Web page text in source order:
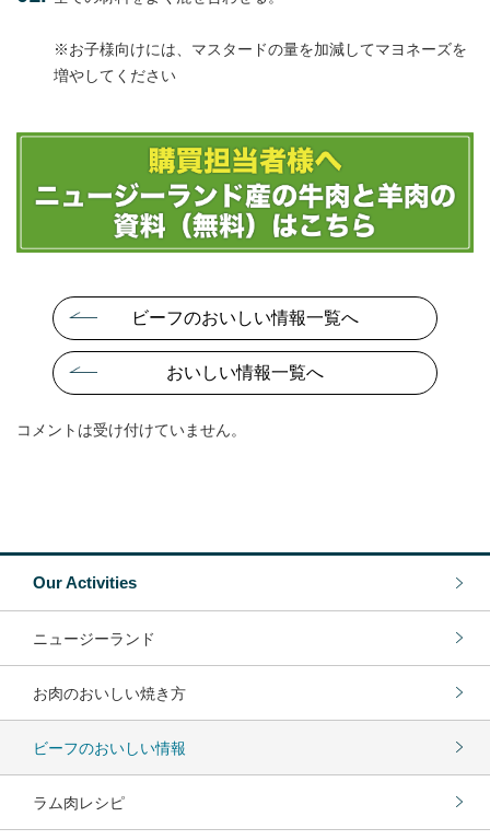
※お子様向けには、マスタードの量を加減してマヨネーズを
増やしてください
ビーフのおいしい情報一覧へ
おいしい情報一覧へ
コメントは受け付けていません。
Our Activities
ニュージーランド
お肉のおいしい焼き方
ビーフのおいしい情報
ラム肉レシピ